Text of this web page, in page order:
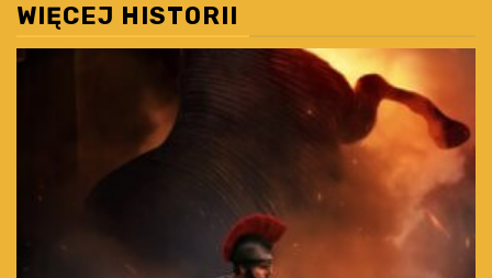
WIĘCEJ HISTORII